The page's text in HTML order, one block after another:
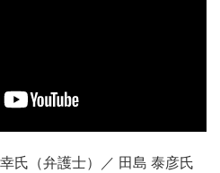
氏（弁護士）／ 田島 泰彦氏